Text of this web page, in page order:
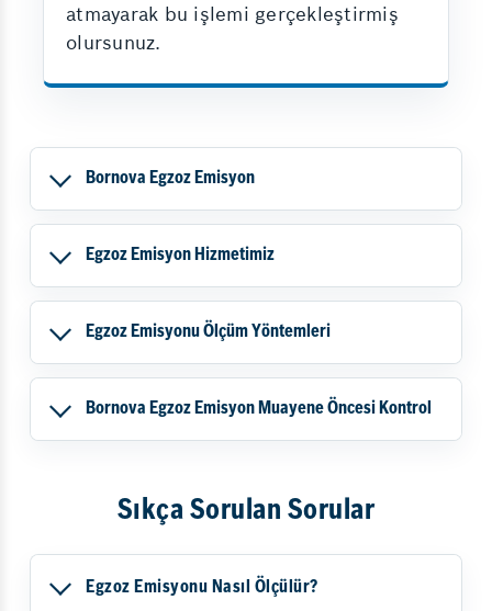
atmayarak bu işlemi gerçekleştirmiş
olursunuz.
Bornova Egzoz Emisyon
Egzoz Emisyon Hizmetimiz
Egzoz Emisyonu Ölçüm Yöntemleri
Bornova Egzoz Emisyon Muayene Öncesi Kontrol
Sıkça Sorulan Sorular
Egzoz Emisyonu Nasıl Ölçülür?